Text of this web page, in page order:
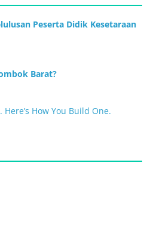
Peserta Didik Kesetaraan
Barat?
How You Build One.